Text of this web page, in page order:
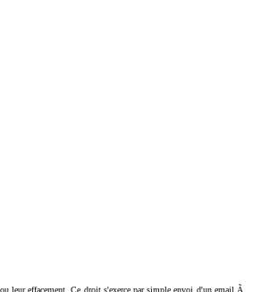
leur effacement. Ce droit s'exerce par simple envoi d'un email Ã